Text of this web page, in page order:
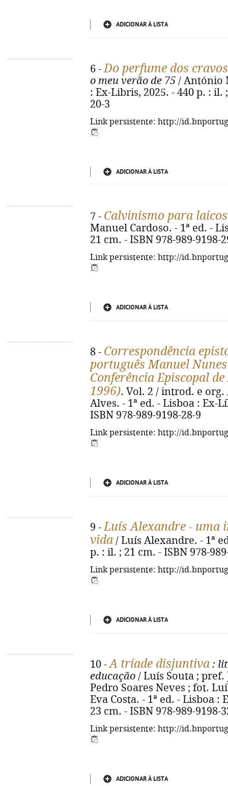
ADICIONAR À LISTA
6 -Do perfume dos
o meu verão de 75 / António
: Ex-Libris, 2025. - 440 p. : il.
20-3
Link persistente: http://
ADICIONAR À LISTA
7 - Calvinismo para laicos
Manuel Cardoso. - 1ª ed. -
21 cm. - ISBN 978-989-9198-
Link persistente: http://
ADICIONAR À LISTA
8 - Correspondência
português Manuel
Conferência Episcopal
1996). Vol. 2 / introd. e
Alves. - 1ª ed. - Lisboa : Ex-
ISBN 978-989-9198-28-9
Link persistente: http://
ADICIONAR À LISTA
9 -Luís Alexandre - uma
vida / Luís Alexandre. - 1ª
p. : il. ; 21 cm. - ISBN 978-
Link persistente: http://
ADICIONAR À LISTA
10 -A tríade disjuntiva :
educação / Luís Souta ; pref.
Pedro Soares Neves ; fot.
Eva Costa. - 1ª ed. - Lisboa :
23 cm. - ISBN 978-989-9198-
Link persistente: http://
ADICIONAR À LISTA